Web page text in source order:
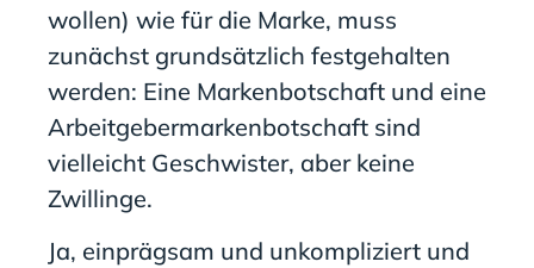
wollen) wie für die Marke, muss
zunächst grundsätzlich festgehalten
werden: Eine Markenbotschaft und eine
Arbeitgebermarkenbotschaft sind
vielleicht Geschwister, aber keine
Zwillinge.
Ja, einprägsam und unkompliziert und